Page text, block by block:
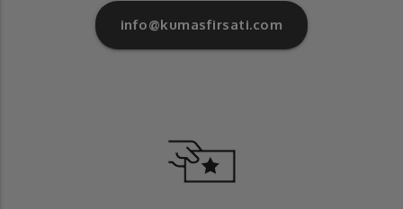
info@kumasfirsati.com